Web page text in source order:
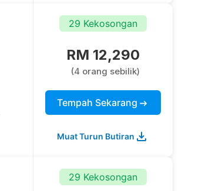
29 Kekosongan
RM 12,290
(4 orang sebilik)
Tempah Sekarang
Muat Turun Butiran
29 Kekosongan